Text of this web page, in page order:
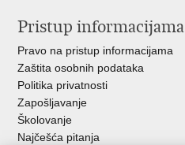
Pristup informacijama
Pravo na pristup informacijama
Zaštita osobnih podataka
Politika privatnosti
Zapošljavanje
Školovanje
Najčešća pitanja